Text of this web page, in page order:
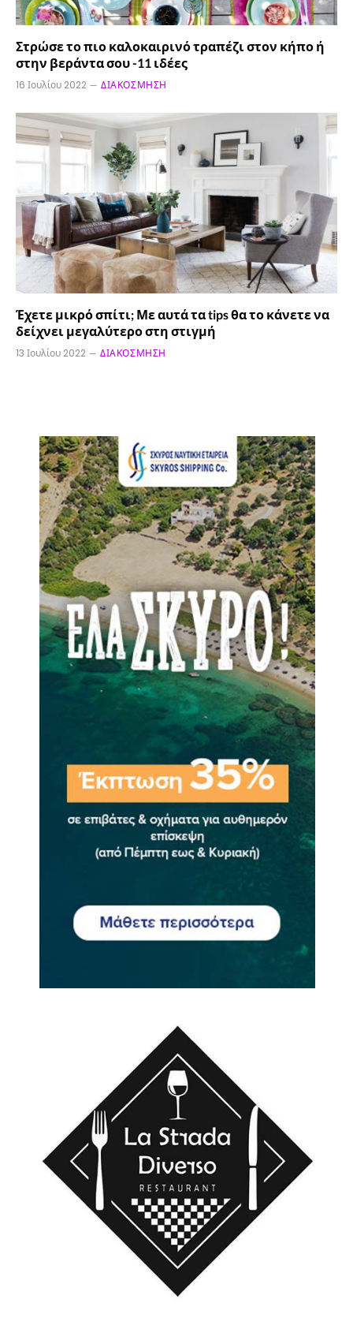
Στρώσε το πιο καλοκαιρινό τραπέζι στον κήπο ή
στην βεράντα σου -11 ιδέες
16 Ιουλίου 2022 ΔΙΑΚΌΣΜΗΣΗ
Έχετε μικρό σπίτι; Με αυτά τα tips θα το κάνετε να
δείχνει μεγαλύτερο στη στιγμή
13 Ιουλίου 2022 ΔΙΑΚΌΣΜΗΣΗ